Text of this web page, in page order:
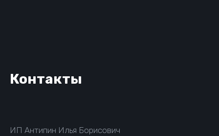
Контакты
ИП Антипин Илья Борисович